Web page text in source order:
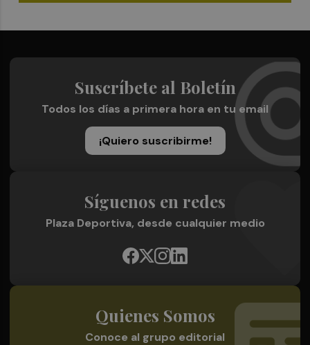
Suscríbete al Boletín
Todos los días a primera hora en tu email
¡Quiero suscribirme!
Síguenos en redes
Plaza Deportiva, desde cualquier medio
Quienes Somos
Conoce al grupo editorial